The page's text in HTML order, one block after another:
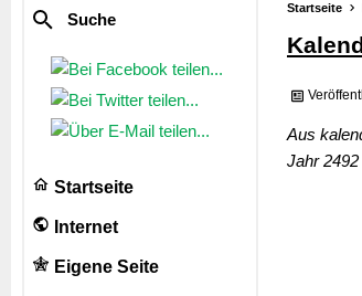
Suche
Startseite
Internet
Eigene Seite
Startseite
Aus
Jahr